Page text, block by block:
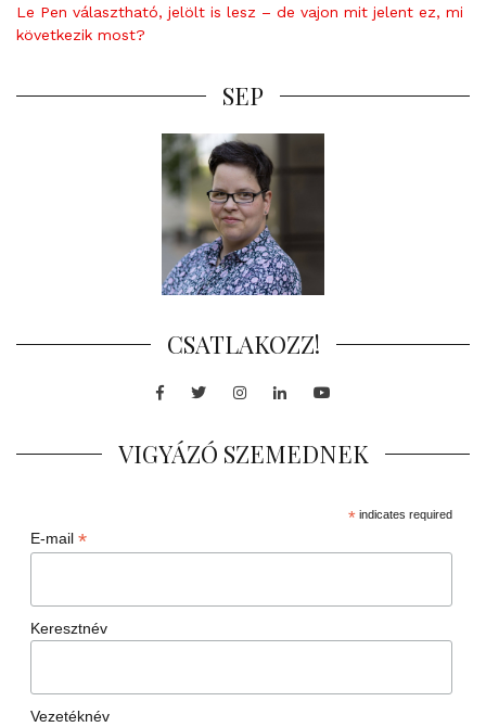
Le Pen választható, jelölt is lesz – de vajon mit jelent ez, mi
következik most?
SEP
CSATLAKOZZ!
Facebook
TwitterInstagram
LinkedInYoutube
VIGYÁZÓ SZEMEDNEK
*indicates required
E-mail *
Keresztnév
Vezetéknév